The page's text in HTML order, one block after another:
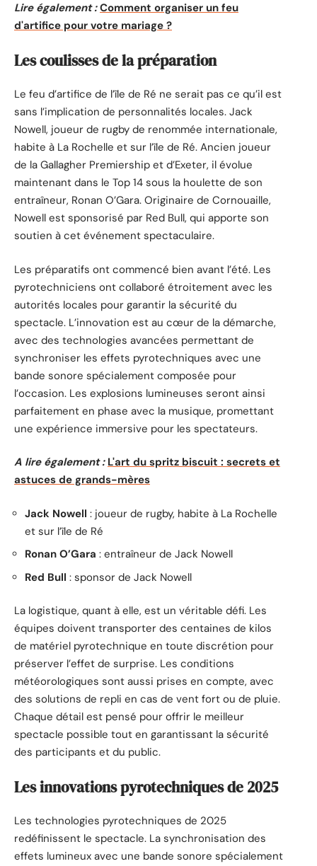
Lire également : Comment organiser un feu
d'artifice pour votre mariage ?
Les coulisses de la préparation
Le feu d’artifice de l’île de Ré ne serait pas ce qu’il est
sans l’implication de personnalités locales. Jack
Nowell, joueur de rugby de renommée internationale,
habite à La Rochelle et sur l’île de Ré. Ancien joueur
de la Gallagher Premiership et d’Exeter, il évolue
maintenant dans le Top 14 sous la houlette de son
entraîneur, Ronan O’Gara. Originaire de Cornouaille,
Nowell est sponsorisé par Red Bull, qui apporte son
soutien à cet événement spectaculaire.
Les préparatifs ont commencé bien avant l’été. Les
pyrotechniciens ont collaboré étroitement avec les
autorités locales pour garantir la sécurité du
spectacle. L’innovation est au cœur de la démarche,
avec des technologies avancées permettant de
synchroniser les effets pyrotechniques avec une
bande sonore spécialement composée pour
l’occasion. Les explosions lumineuses seront ainsi
parfaitement en phase avec la musique, promettant
une expérience immersive pour les spectateurs.
A lire également : L'art du spritz biscuit : secrets et
astuces de grands-mères
Jack Nowell : joueur de rugby, habite à La Rochelle
et sur l’île de Ré
Ronan O’Gara : entraîneur de Jack Nowell
Red Bull : sponsor de Jack Nowell
La logistique, quant à elle, est un véritable défi. Les
équipes doivent transporter des centaines de kilos
de matériel pyrotechnique en toute discrétion pour
préserver l’effet de surprise. Les conditions
météorologiques sont aussi prises en compte, avec
des solutions de repli en cas de vent fort ou de pluie.
Chaque détail est pensé pour offrir le meilleur
spectacle possible tout en garantissant la sécurité
des participants et du public.
Les innovations pyrotechniques de 2025
Les technologies pyrotechniques de 2025
redéfinissent le spectacle. La synchronisation des
effets lumineux avec une bande sonore spécialement